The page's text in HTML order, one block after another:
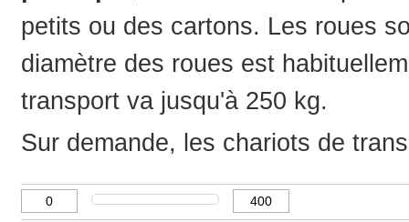
petits ou des cartons. Les roues
diamètre des roues est
transport va jusqu'à 250 kg.
Sur demande, les chariots de